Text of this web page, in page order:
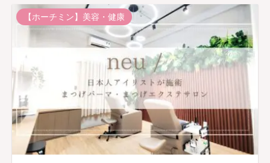
【ホーチミン】美容・健康